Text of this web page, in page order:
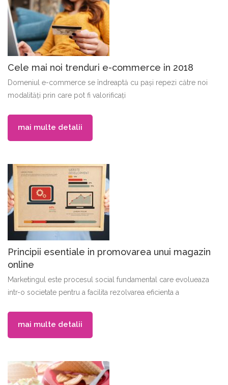
Cele mai noi trenduri e-commerce in 2018
Domeniul e-commerce se îndreaptă cu pași repezi către noi
modalități prin care pot fi valorificați
mai multe detalii
Principii esentiale in promovarea unui magazin
online
Marketingul este procesul social fundamental care evolueaza
intr-o societate pentru a facilita rezolvarea eficienta a
mai multe detalii